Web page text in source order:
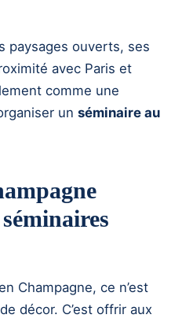
paysages ouverts, ses
avec Paris et
comme une
un séminaire au
Champagne, ce n’est
décor. C’est offrir aux